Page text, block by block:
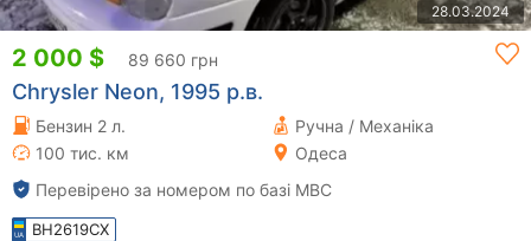
28.03.2024
2 000 $ 89 660 грн
Chrysler Neon, 1995 р.в.
Бензин 2 л.
Ручна / Механіка
100 тис. км
Одеса
Перевірено за номером по базі МВС
BH2619CX